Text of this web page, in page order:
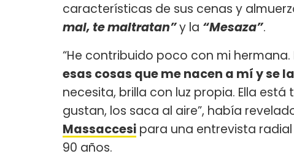
características de sus cenas y
mal, te maltratan”y la “Mesaza”.
“He contribuido poco con mi hermana.
esas cosas que me nacen a mí y se
necesita, brilla con luz propia. Ella
gustan, los saca al aire”, había
Massaccesi para una entrevista
90 años.